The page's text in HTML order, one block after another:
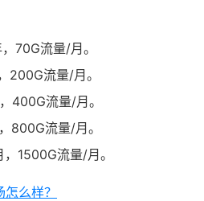
70G流量/月。
200G流量/月。
400G流量/月。
800G流量/月。
1500G流量/月。
么样？